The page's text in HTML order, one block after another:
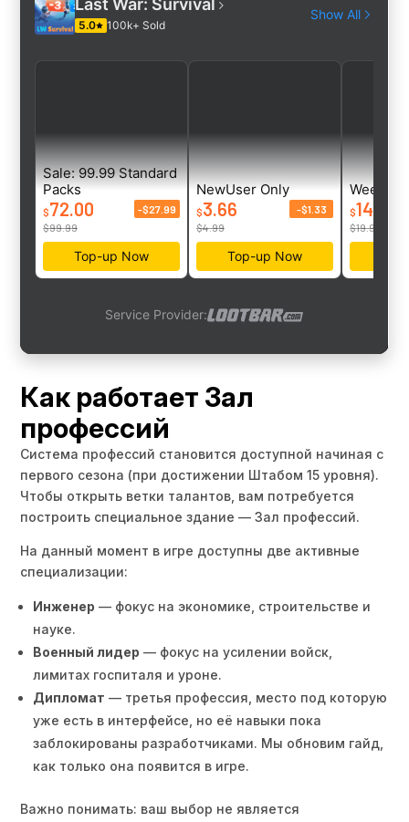
Как работает Зал
профессий
Система профессий становится доступной начиная с
первого сезона (при достижении Штабом 15 уровня).
Чтобы открыть ветки талантов, вам потребуется
построить специальное здание — Зал профессий.
На данный момент в игре доступны две активные
специализации:
Инженер — фокус на экономике, строительстве и
науке.
Военный лидер — фокус на усилении войск,
лимитах госпиталя и уроне.
Дипломат — третья профессия, место под которую
уже есть в интерфейсе, но её навыки пока
заблокированы разработчиками. Мы обновим гайд,
как только она появится в игре.
Важно понимать: ваш выбор не является